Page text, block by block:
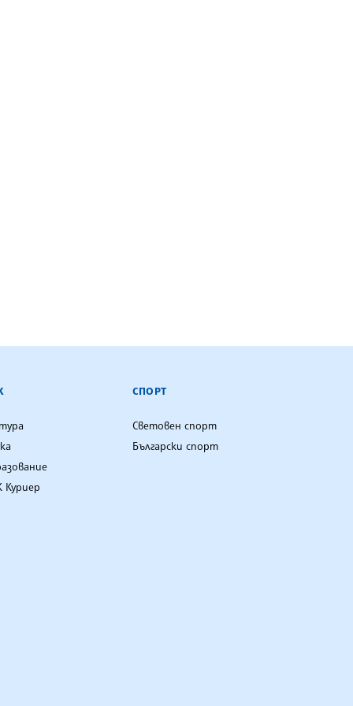
Куриер
СПОРТ
Световен спорт
Български спорт